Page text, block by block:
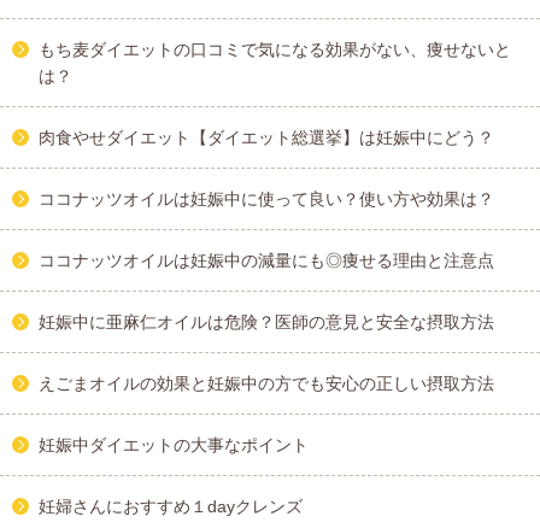
もち麦ダイエットの口コミで気になる効果がない、痩せないと
は？
肉食やせダイエット【ダイエット総選挙】は妊娠中にどう？
ココナッツオイルは妊娠中に使って良い？使い方や効果は？
ココナッツオイルは妊娠中の減量にも◎痩せる理由と注意点
妊娠中に亜麻仁オイルは危険？医師の意見と安全な摂取方法
えごまオイルの効果と妊娠中の方でも安心の正しい摂取方法
妊娠中ダイエットの大事なポイント
妊婦さんにおすすめ１dayクレンズ